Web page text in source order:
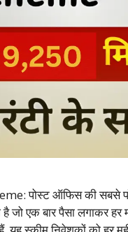
पोस्ट ऑफिस की सबसे
जो एक बार पैसा लगाकर